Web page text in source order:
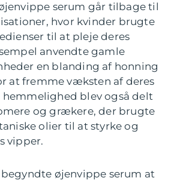
serum går tilbage til
hvor kvinder brugte
til at pleje deres
anvendte gamle
en blanding af honning
at fremme væksten af deres
hemmelighed blev også delt
og grækere, der brugte
olier til at styrke og
vipper.
øjenvippe serum at